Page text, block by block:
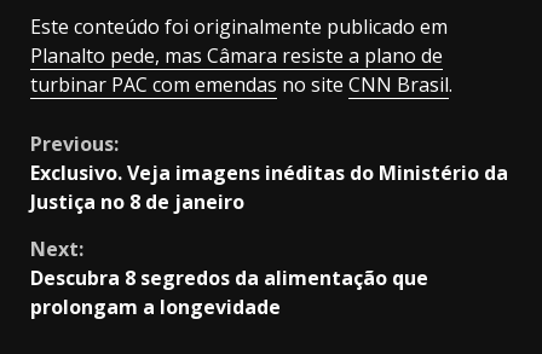
Este conteúdo foi originalmente publicado em
Planalto pede, mas Câmara resiste a plano de
turbinar PAC com emendas no site CNN Brasil.
Continue
Reading
Previous:
Exclusivo. Veja imagens inéditas do Ministério da
Justiça no 8 de janeiro
Next:
Descubra 8 segredos da alimentação que
prolongam a longevidade